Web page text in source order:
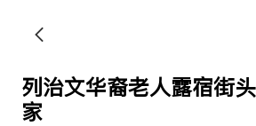
列治文华裔老人露宿街
家